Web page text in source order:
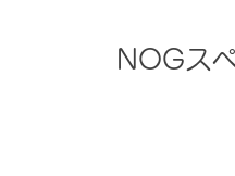
NOGス